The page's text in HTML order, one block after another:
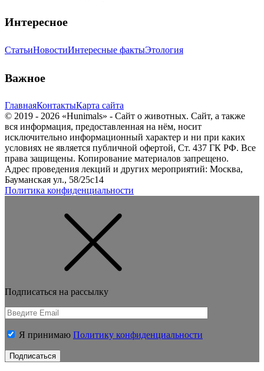
Интересное
СтатьиНовостиИнтересные фактыЭтология
Важное
ГлавнаяКонтактыКарта сайта
© 2019 - 2026 «Hunimals» - Сайт о животных. Сайт, а также
вся информация, предоставленная на нём, носит
исключительно информационный характер и ни при каких
условиях не является публичной офертой, Ст. 437 ГК РФ. Все
права защищены. Копирование материалов запрещено.
Адрес проведения лекций и других мероприятий: Москва,
Бауманская ул., 58/25с14
Политика конфиденциальности
Подписаться на рассылку
Я принимаю Политику конфиденциальности